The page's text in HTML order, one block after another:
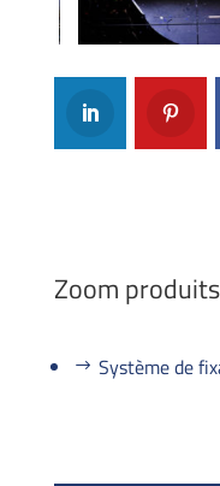
Previous
Zoom produits
Système de